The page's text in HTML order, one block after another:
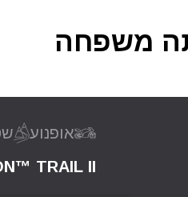
משפחה
אופנוע
TRAIL II